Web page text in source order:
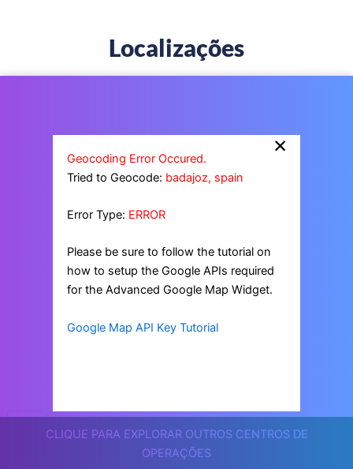
Localizações
CLIQUE PARA EXPLORAR OUTROS CENTROS DE
OPERAÇÕES
×
Geocoding Error Occured.
Tried to Geocode: badajoz, spain
Error Type: ERROR
Please be sure to follow the tutorial on
how to setup the Google APIs required
for the Advanced Google Map Widget.
Google Map API Key Tutorial